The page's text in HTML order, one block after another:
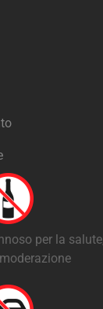
per la
moderazione